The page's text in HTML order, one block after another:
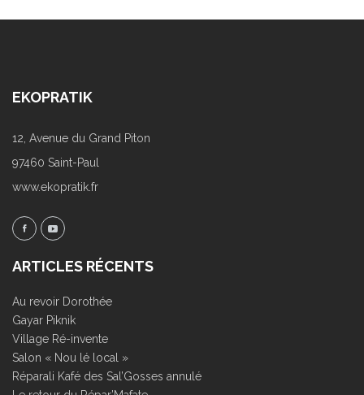
EKOPRATIK
12, Avenue du Grand Piton
97460 Saint-Paul
www.ekopratik.fr
ARTICLES RÉCENTS
Au revoir Dorothée
Gayar Piknik
Village Ré-invente
Salon « Nou lé local »
Réparali Kafé des Sal’Gosses annulé